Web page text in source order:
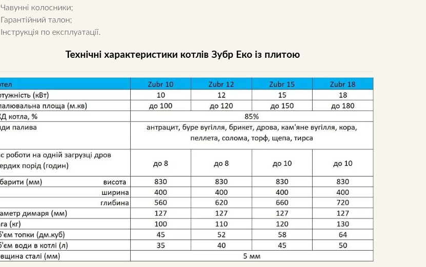
Чавунні колосники;
Гарантійний талон;
Інструкція по експлуатації.
Технічні характеристики котлів Зубр Еко із плитою